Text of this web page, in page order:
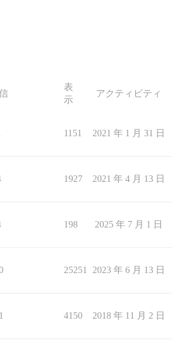
表
示
アクティビティ
1151 2021 年 1 月 31 日
1927 2021 年 4 月 13 日
198 2025 年 7 月 1 日
25251 2023 年 6 月 13 日
4150 2018 年 11 月 2 日